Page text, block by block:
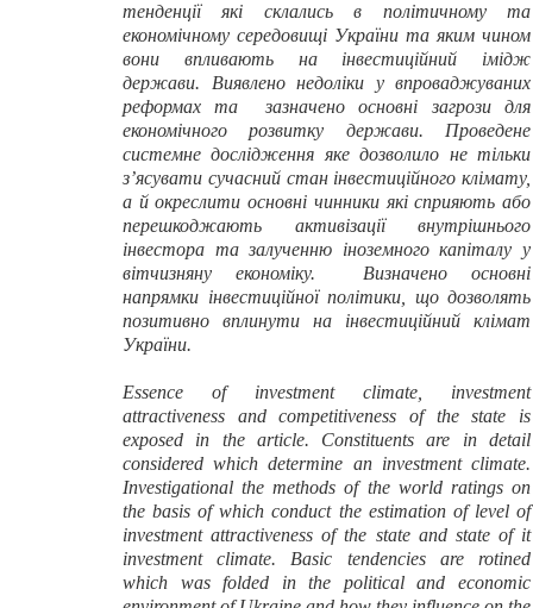
тенденції які склались в політичному та
економічному середовищі України та яким чином
вони впливають на інвестиційний імідж
держави. Виявлено недоліки у впроваджуваних
реформах та зазначено основні загрози для
економічного розвитку держави. Проведене
системне дослідження яке дозволило не тільки
з’ясувати сучасний стан інвестиційного клімату,
а й окреслити основні чинники які сприяють або
перешкоджають активізації внутрішнього
інвестора та залученню іноземного капіталу у
вітчизняну економіку. Визначено основні
напрямки інвестиційної політики, що дозволять
позитивно вплинути на інвестиційний клімат
України.
Essence of investment climate, investment
attractiveness and competitiveness of the state is
exposed in the article. Constituents are in detail
considered which determine an investment climate.
Investigational the methods of the world ratings on
the basis of which conduct the estimation of level of
investment attractiveness of the state and state of it
investment climate. Basic tendencies are rotined
which was folded in the political and economic